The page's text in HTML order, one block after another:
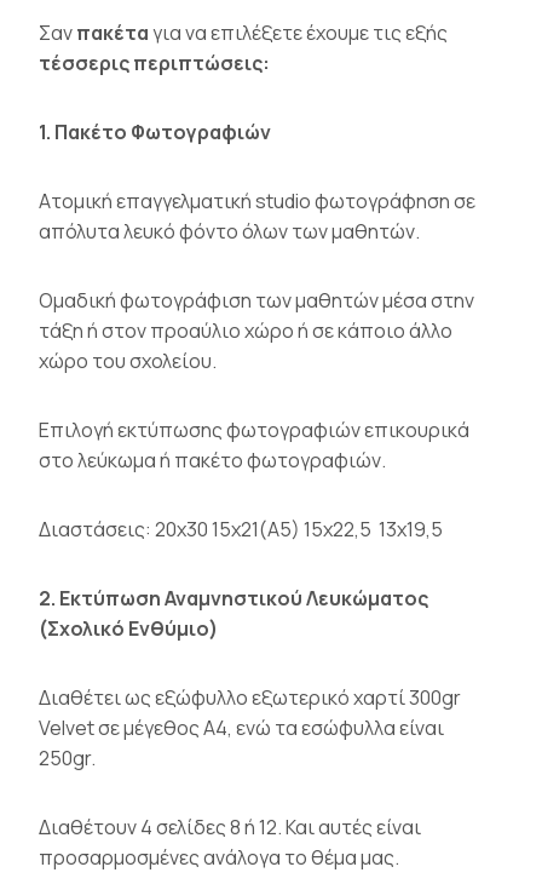
Σανπακέταγια να επιλέξετε έχουμε τις εξής
τέσσερις περιπτώσεις:
1. Πακέτο Φωτογραφιών
Ατομική επαγγελματική studio φωτογράφηση σε
απόλυτα λευκό φόντο όλων των μαθητών.
Ομαδική φωτογράφιση των μαθητών μέσα στην
τάξη ή στον προαύλιο χώρο ή σε κάποιο άλλο
χώρο του σχολείου.
Eπιλογή εκτύπωσης φωτογραφιών επικουρικά
στο λεύκωμα ή πακέτο φωτογραφιών.
Διαστάσεις: 20χ30 15χ21(Α5) 15χ22,5 13χ19,5
2. Εκτύπωση Αναμνηστικού Λευκώματος
(Σχολικό Ενθύμιο)
Διαθέτει ως εξώφυλλο εξωτερικό χαρτί 300gr
Velvet σε μέγεθος Α4, ενώ τα εσώφυλλα είναι
250gr.
Διαθέτουν 4 σελίδες 8 ή 12. Και αυτές είναι
προσαρμοσμένες ανάλογα το θέμα μας.